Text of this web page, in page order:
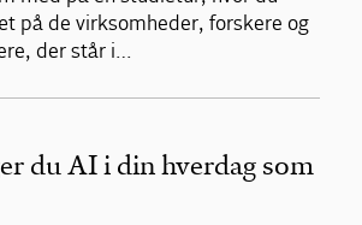
på de virksomheder, forskere og
der står i…
du AI i din hverdag som